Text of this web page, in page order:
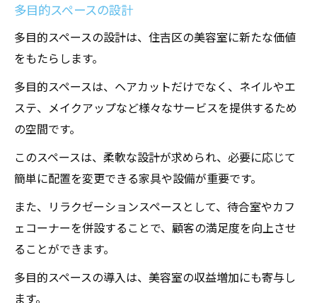
多目的スペースの設計
多目的スペースの設計は、住吉区の美容室に新たな価値
をもたらします。
多目的スペースは、ヘアカットだけでなく、ネイルやエ
ステ、メイクアップなど様々なサービスを提供するため
の空間です。
このスペースは、柔軟な設計が求められ、必要に応じて
簡単に配置を変更できる家具や設備が重要です。
また、リラクゼーションスペースとして、待合室やカフ
ェコーナーを併設することで、顧客の満足度を向上させ
ることができます。
多目的スペースの導入は、美容室の収益増加にも寄与し
ます。